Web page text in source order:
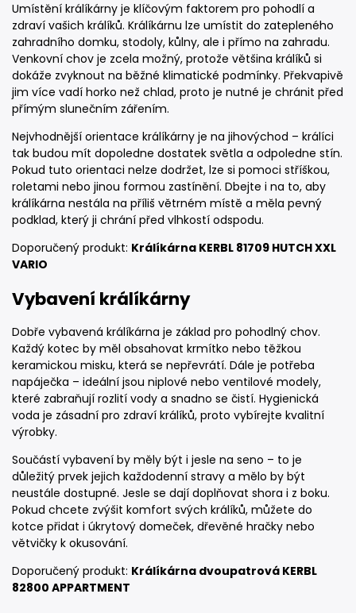
Umístění králíkárny je klíčovým faktorem pro pohodlí a
zdraví vašich králíků. Králíkárnu lze umístit do zatepleného
zahradního domku, stodoly, kůlny, ale i přímo na zahradu.
Venkovní chov je zcela možný, protože většina králíků si
dokáže zvyknout na běžné klimatické podmínky. Překvapivě
jim více vadí horko než chlad, proto je nutné je chránit před
přímým slunečním zářením.
Nejvhodnější orientace králíkárny je na jihovýchod – králíci
tak budou mít dopoledne dostatek světla a odpoledne stín.
Pokud tuto orientaci nelze dodržet, lze si pomoci stříškou,
roletami nebo jinou formou zastínění. Dbejte i na to, aby
králíkárna nestála na příliš větrném místě a měla pevný
podklad, který ji chrání před vlhkostí odspodu.
Doporučený produkt: Králíkárna KERBL 81709 HUTCH XXL
VARIO
Vybavení králíkárny
Dobře vybavená králíkárna je základ pro pohodlný chov.
Každý kotec by měl obsahovat krmítko nebo těžkou
keramickou misku, která se nepřevrátí. Dále je potřeba
napáječka – ideální jsou niplové nebo ventilové modely,
které zabraňují rozlití vody a snadno se čistí. Hygienická
voda je zásadní pro zdraví králíků, proto vybírejte kvalitní
výrobky.
Součástí vybavení by měly být i jesle na seno – to je
důležitý prvek jejich každodenní stravy a mělo by být
neustále dostupné. Jesle se dají doplňovat shora i z boku.
Pokud chcete zvýšit komfort svých králíků, můžete do
kotce přidat i úkrytový domeček, dřevěné hračky nebo
větvičky k okusování.
Doporučený produkt: Králíkárna dvoupatrová KERBL
82800 APPARTMENT